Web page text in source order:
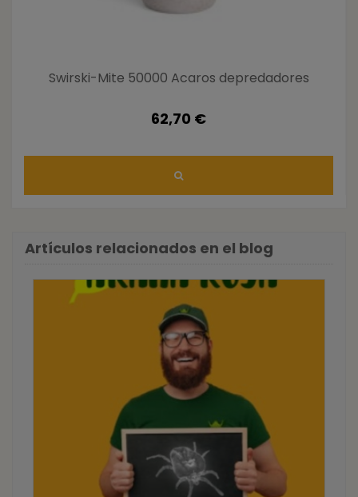
Swirski-Mite 50000 Acaros depredadores
62,70 €
Artículos relacionados en el blog